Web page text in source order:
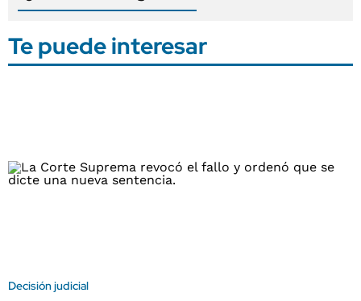
Te puede interesar
Decisión judicial